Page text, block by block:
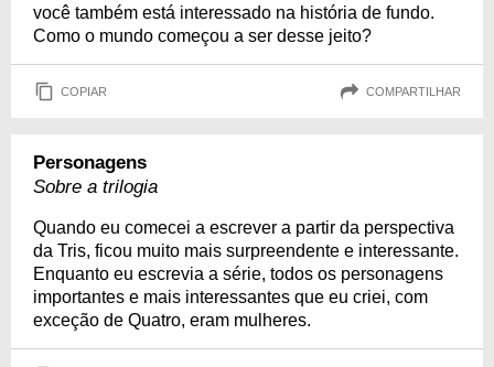
você também está interessado na história de fundo.
Como o mundo começou a ser desse jeito?
COPIAR COMPARTILHAR
Personagens
Sobre a trilogia
Quando eu comecei a escrever a partir da perspectiva
da Tris, ficou muito mais surpreendente e interessante.
Enquanto eu escrevia a série, todos os personagens
importantes e mais interessantes que eu criei, com
exceção de Quatro, eram mulheres.